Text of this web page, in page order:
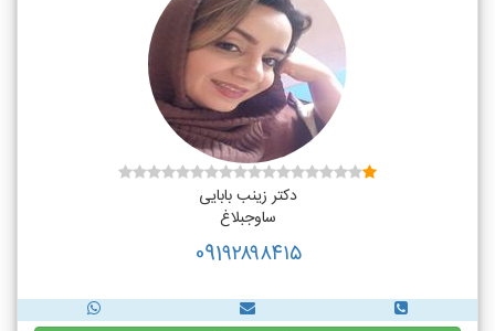
دکتر زینب بابایی
ساوجبلاغ
091۹۲۸۹۸۴۱۵